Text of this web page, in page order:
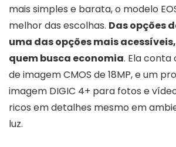
mais simples e barata, o modelo
melhor das escolhas. Das opções
uma das opções mais
quem busca economia. Ela conta
de imagem CMOS de 18MP, e um
imagem DIGIC 4+ para fotos e
ricos em detalhes mesmo em
luz.